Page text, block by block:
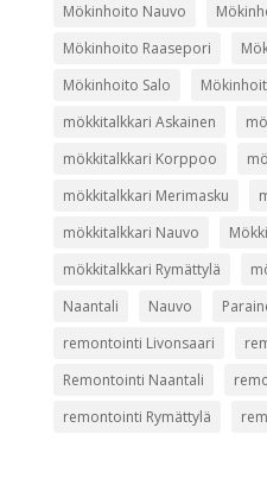
Mökinhoito Nauvo
Mökinhoito Raasepori
Mökinhoito Salo
mökkitalkkari Askainen
mökkitalkkari Korppoo
mökkitalkkari Merimasku
mökkitalkkari Nauvo
mökkitalkkari Rymättylä
Naantali
Nauvo
remontointi Livonsaari
Remontointi Naantali
remontointi Rymättylä